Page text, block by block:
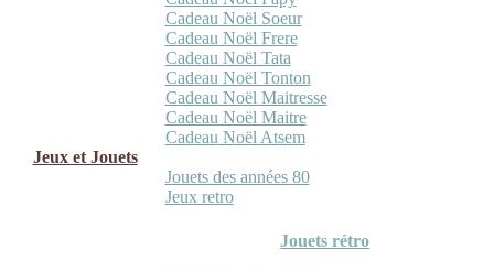
Cadeau Noël Soeur
Cadeau Noël Frere
Cadeau Noël Tata
Cadeau Noël Tonton
Cadeau Noël Maitresse
Cadeau Noël Maitre
Cadeau Noël Atsem
Jeux et Jouets
Jouets des années 80
Jeux retro
Jouets rétro